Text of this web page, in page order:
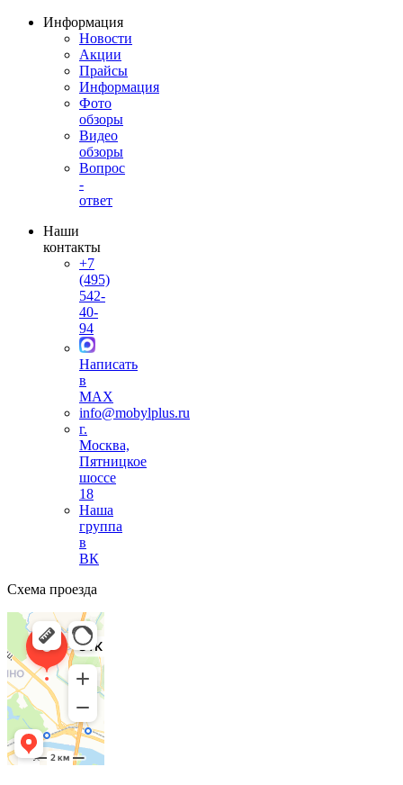
Информация
Новости
Акции
Прайсы
Информация
Фото
обзоры
Видео
обзоры
Вопрос
-
ответ
Наши
контакты
+7
(495)
542-
40-
94
Написать
в
MAX
info@mobylplus.ru
г.
Москва,
Пятницкое
шоссе
18
Наша
группа
в
ВК
Схема проезда